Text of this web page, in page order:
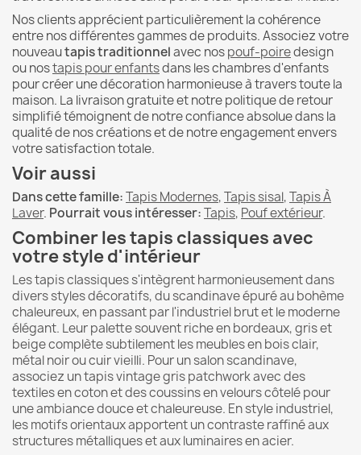
Nos clients apprécient particulièrement la cohérence
entre nos différentes gammes de produits. Associez votre
nouveautapis traditionnelavec nospouf-poiredesign
ou nostapis pour enfantsdans les chambres d'enfants
pour créer une décoration harmonieuse à travers toute la
maison. La livraison gratuite et notre politique de retour
simplifié témoignent de notre confiance absolue dans la
qualité de nos créations et de notre engagement envers
votre satisfaction totale.
Voir aussi
Dans cette famille:Tapis Modernes,Tapis sisal,Tapis À
Laver. Pourrait vous intéresser:Tapis, Pouf extérieur.
Combiner les tapis classiques avec
votre style d'intérieur
Les tapis classiques s'intègrent harmonieusement dans
divers styles décoratifs, du scandinave épuré au bohème
chaleureux, en passant par l'industriel brut et le moderne
élégant. Leur palette souvent riche en bordeaux, gris et
beige complète subtilement les meubles en bois clair,
métal noir ou cuir vieilli. Pour un salon scandinave,
associez un tapis vintage gris patchwork avec des
textiles en coton et des coussins en velours côtelé pour
une ambiance douce et chaleureuse. En style industriel,
les motifs orientaux apportent un contraste raffiné aux
structures métalliques et aux luminaires en acier.